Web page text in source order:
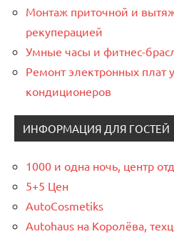
Монтаж приточной и
рекуперацией
Умные часы и фитнес-
Ремонт электронных плат
кондиционеров
ИНФОРМАЦИЯ ДЛЯ ГОСТЕЙ
1000 и одна ночь, центр
5+5 Цен
AutoCosmetiks
Autohaus на Королёва,